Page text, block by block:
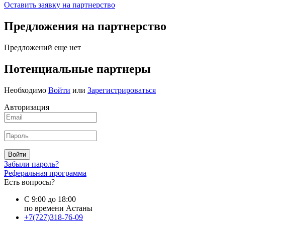
Оставить заявку на партнерство
Предложения на партнерство
Предложений еще нет
Потенциальные партнеры
Необходимо Войти или Зарегистрироваться
Авторизация
Войти
Забыли пароль?
Реферальная программа
Есть вопросы?
С 9:00 до 18:00
по времени Астаны
+7(727)318-76-09